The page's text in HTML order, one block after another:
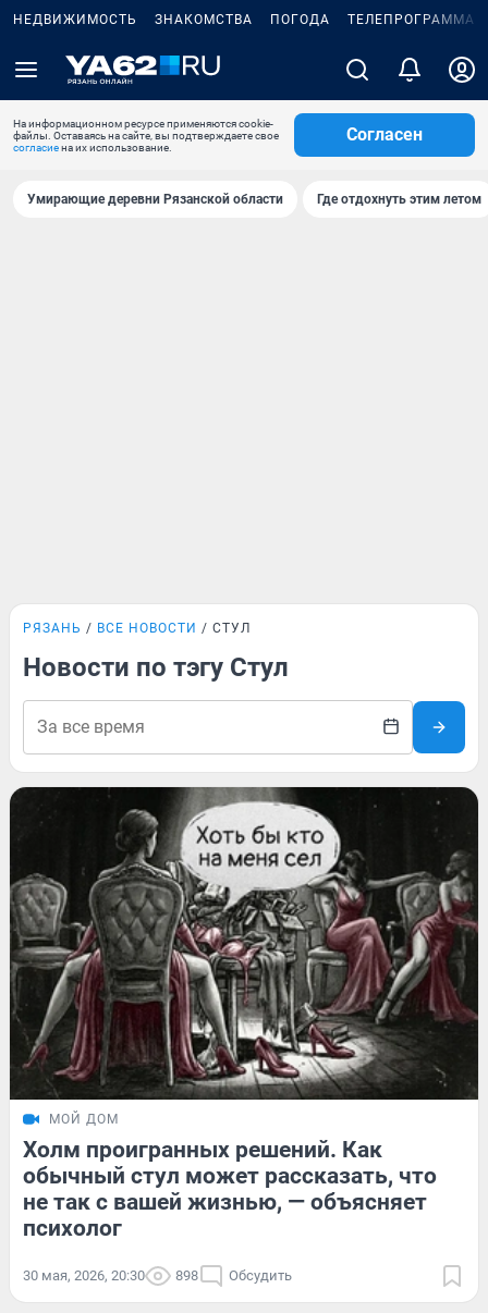
НЕДВИЖИМОСТЬ ЗНАКОМСТВА ПОГОДА ТЕЛЕПРОГРАММА
На информационном ресурсе применяются cookie-
файлы. Оставаясь на сайте, вы подтверждаете свое
согласиена их использование.
Согласен
Умирающие деревни Рязанской области Где отдохнуть этим летом
РЯЗАНЬ ВСЕ НОВОСТИ СТУЛ
Новости по тэгу Стул
МОЙ ДОМ
Холм проигранных решений. Как
обычный стул может рассказать, что
не так с вашей жизнью, — объясняет
психолог
30 мая, 2026, 20:30 898 Обсудить